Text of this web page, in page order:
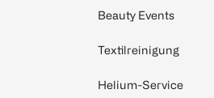
Beauty Events
Textilreinigung
Helium-Service